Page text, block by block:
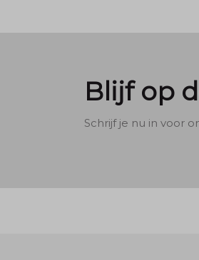
Blijf op
Schrijf je nu in voor